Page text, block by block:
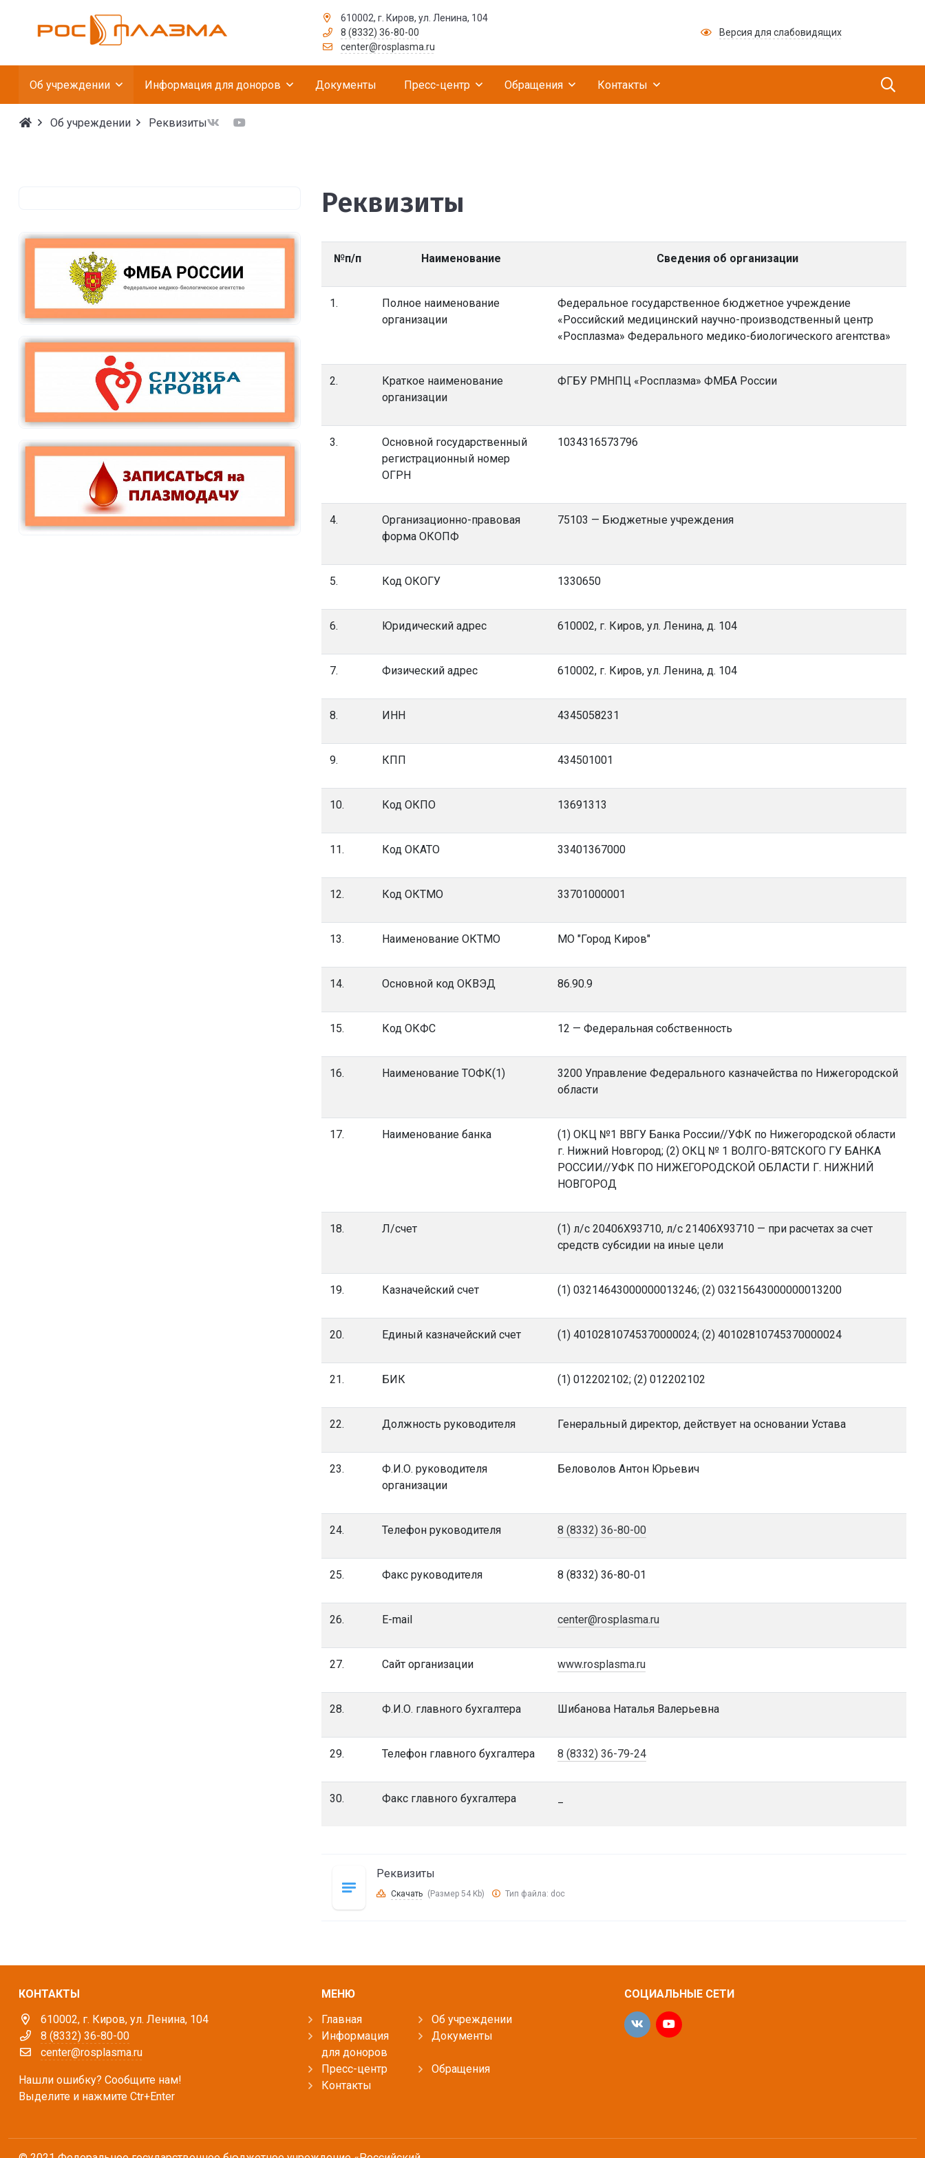
Федеральное государственное бюджетное учреждение «Российский медицинский научно-производственный
610002, г. Киров, ул. Ленина, 104
8 (8332) 36-80-00
center@rosplasma.ru
Версия для слабовидящих
Об учреждении Информация для доноров Документы Пресс-центр Обращения Контакты
Об учреждении Реквизиты
Реквизиты
№п/п Наименование Сведения об организации
1.
Полное наименование
организации
Федеральное государственное бюджетное учреждение
«Российский медицинский научно-производственный центр
«Росплазма» Федерального медико-биологического агентства»
2.
Краткое наименование
организации
ФГБУ РМНПЦ «Росплазма» ФМБА России
3.
Основной государственный
регистрационный номер
ОГРН
1034316573796
4.
Организационно-правовая
форма ОКОПФ
75103 — Бюджетные учреждения
5. Код ОКОГУ 1330650
6. Юридический адрес 610002, г. Киров, ул. Ленина, д. 104
7. Физический адрес 610002, г. Киров, ул. Ленина, д. 104
8. ИНН 4345058231
9. КПП 434501001
10. Код ОКПО 13691313
11. Код ОКАТО 33401367000
12. Код ОКТМО 33701000001
13. Наименование ОКТМО МО "Город Киров"
14. Основной код ОКВЭД 86.90.9
15. Код ОКФС 12 — Федеральная собственность
16. Наименование ТОФК(1)
3200 Управление Федерального казначейства по Нижегородской
области
17. Наименование банка
(1) ОКЦ №1 ВВГУ Банка России//УФК по Нижегородской области
г. Нижний Новгород; (2) ОКЦ № 1 ВОЛГО-ВЯТСКОГО ГУ БАНКА
РОССИИ//УФК ПО НИЖЕГОРОДСКОЙ ОБЛАСТИ Г. НИЖНИЙ
НОВГОРОД
18. Л/счет
(1) л/с 20406Х93710, л/с 21406Х93710 — при расчетах за счет
средств субсидии на иные цели
19. Казначейский счет (1) 03214643000000013246; (2) 03215643000000013200
20. Единый казначейский счет (1) 40102810745370000024; (2) 40102810745370000024
21. БИК (1) 012202102; (2) 012202102
22. Должность руководителя Генеральный директор, действует на основании Устава
23.
Ф.И.О. руководителя
организации
Беловолов Антон Юрьевич
24. Телефон руководителя 8 (8332) 36-80-00
25. Факс руководителя 8 (8332) 36-80-01
26. E-mail center@rosplasma.ru
27. Сайт организации www.rosplasma.ru
28. Ф.И.О. главного бухгалтера Шибанова Наталья Валерьевна
29. Телефон главного бухгалтера 8 (8332) 36-79-24
30. Факс главного бухгалтера
Реквизиты
Скачать (Размер 54 Kb) Тип файла: doc
КОНТАКТЫ
610002, г. Киров, ул. Ленина, 104
8 (8332) 36-80-00
center@rosplasma.ru
Нашли ошибку? Сообщите нам!
Выделите и нажмите Ctr+Enter
МЕНЮ
Главная
Об учреждении
Информация
для доноров
Документы
Пресс-центр
Обращения
Контакты
СОЦИАЛЬНЫЕ СЕТИ